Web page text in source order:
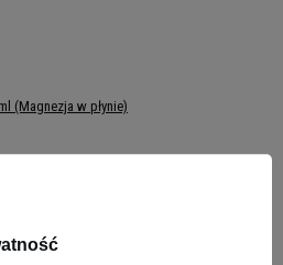
(Magnezja w płynie)
(Magnezja w płynie)